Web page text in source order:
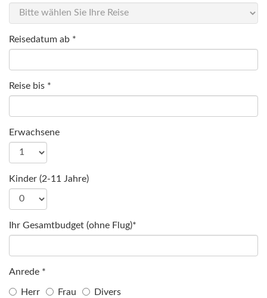
Reisedatum ab *
Reise bis *
Erwachsene
Kinder (2-11 Jahre)
Ihr Gesamtbudget (ohne Flug)*
Anrede *
Herr Frau Divers